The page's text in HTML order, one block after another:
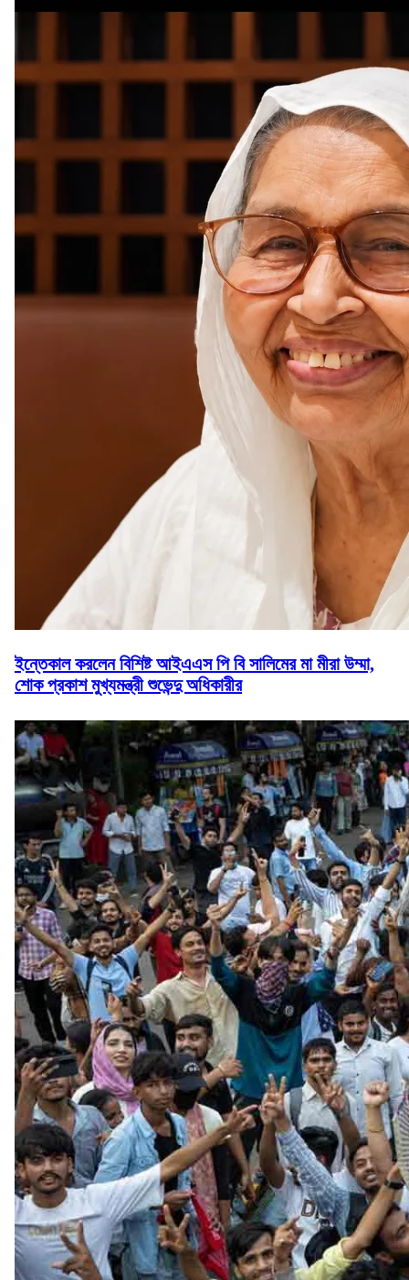
ইন্তেকাল করলেন বিশিষ্ট আইএএস পি বি সালিমের মা মীরা উম্মা,
শোক প্রকাশ মুখ্যমন্ত্রী শুভেন্দু অধিকারীর